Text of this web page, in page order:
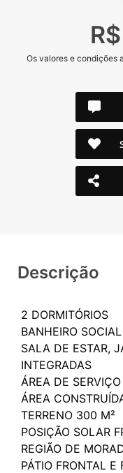
Os valores e condições
Descrição
2 DORMITÓRIOS
BANHEIRO SOCIAL
SALA DE ESTAR,
INTEGRADAS
ÁREA DE SERVIÇO
ÁREA
TERRENO 300 M²
POSIÇÃO SOLAR
REGIÃO DE
PÁTIO FRONTAL E